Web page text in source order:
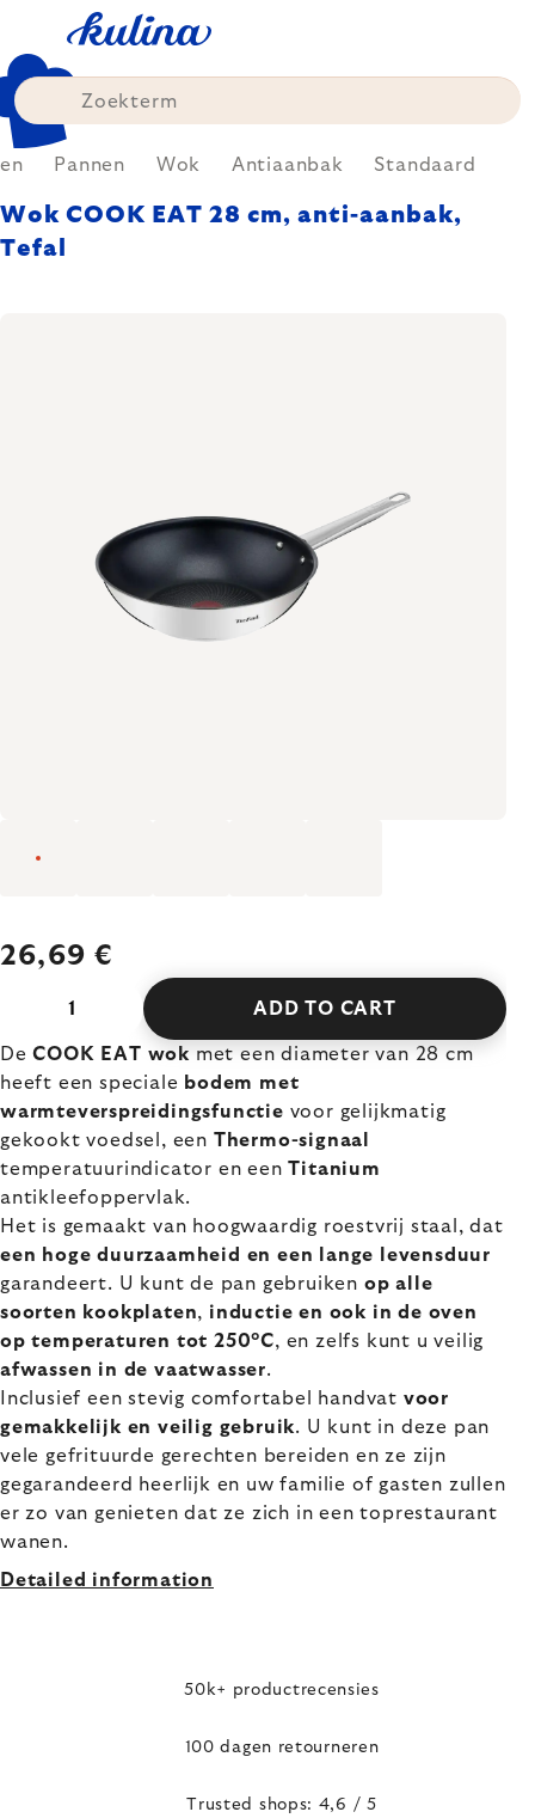
content
Pannen Wok Antiaanbak Standaard
Wok COOK EAT 28 cm, anti-aanbak,
Tefal
26,69 €
ADD TO CART
DeCOOK EAT wok met een diameter van 28 cm
heeft een speciale bodem met
warmteverspreidingsfunctie voor gelijkmatig
gekookt voedsel, een Thermo-signaal
temperatuurindicator en eenTitanium
antikleefoppervlak.
Het is gemaakt van hoogwaardig roestvrij staal, dat
een hoge duurzaamheid en een lange levensduur
garandeert. U kunt de pan gebruiken op alle
soorten kookplaten, inductie en ook in de oven
op temperaturen tot 250°C, en zelfs kunt u veilig
afwassen in de vaatwasser.
Inclusief een stevig comfortabel handvat voor
gemakkelijk en veilig gebruik. U kunt in deze pan
vele gefrituurde gerechten bereiden en ze zijn
gegarandeerd heerlijk en uw familie of gasten zullen
er zo van genieten dat ze zich in een toprestaurant
wanen.
Detailed information
50k+ productrecensies
100 dagen retourneren
Trusted shops: 4,6 / 5